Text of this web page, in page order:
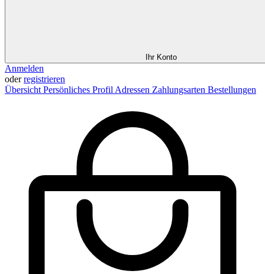
Ihr Konto
Anmelden
oderregistrieren
Übersicht Persönliches Profil Adressen Zahlungsarten Bestellungen